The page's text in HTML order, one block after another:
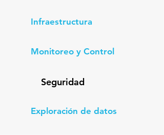
Infraestructura
Monitoreo y Control
Seguridad
Exploración de datos